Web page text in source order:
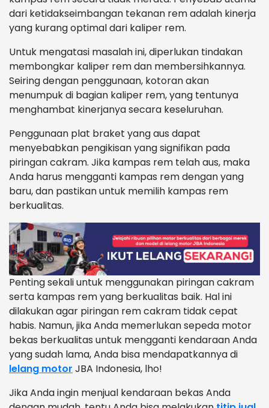
dari ketidakseimbangan tekanan rem adalah kinerja
yang kurang optimal dari kaliper rem.
Untuk mengatasi masalah ini, diperlukan tindakan
membongkar kaliper rem dan membersihkannya.
Seiring dengan penggunaan, kotoran akan
menumpuk di bagian kaliper rem, yang tentunya
menghambat kinerjanya secara keseluruhan.
Penggunaan plat braket yang aus dapat
menyebabkan pengikisan yang signifikan pada
piringan cakram. Jika kampas rem telah aus, maka
Anda harus mengganti kampas rem dengan yang
baru, dan pastikan untuk memilih kampas rem
berkualitas.
Penting sekali untuk menggunakan piringan cakram
serta kampas rem yang berkualitas baik. Hal ini
dilakukan agar piringan rem cakram tidak cepat
habis. Namun, jika Anda memerlukan sepeda motor
bekas berkualitas untuk mengganti kendaraan Anda
yang sudah lama, Anda bisa mendapatkannya di
lelang motor JBA Indonesia, lho!
Jika Anda ingin menjual kendaraan bekas Anda